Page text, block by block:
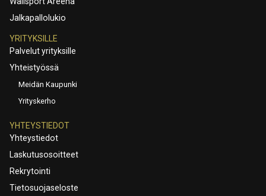
Jalkapallolukio
YRITYKSILLE
Palvelut yrityksille
Yhteistyössä
Meidän Kaupunki
Yrityskerho
YHTEYSTIEDOT
Yhteystiedot
Laskutusosoitteet
Rekrytointi
Tietosuojaseloste